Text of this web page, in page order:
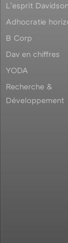
Lʼesprit Davidson
Adhocratie
B Corp
Dav en chiffres
YODA
Recherche &
Développement